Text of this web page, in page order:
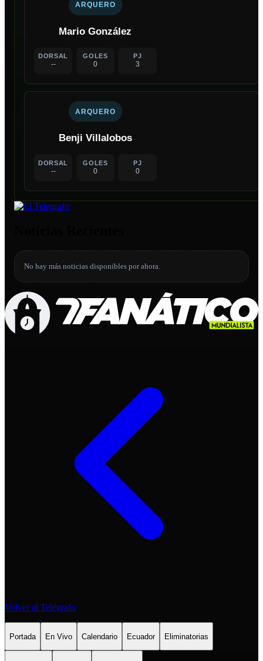
ARQUERO
Mario González
DORSAL
--
GOLES
0
PJ
3
ARQUERO
Benji Villalobos
DORSAL
--
GOLES
0
PJ
0
No hay más noticias disponibles por ahora.
Volver al Telégrafo
Portada En Vivo Calendario Ecuador Eliminatorias